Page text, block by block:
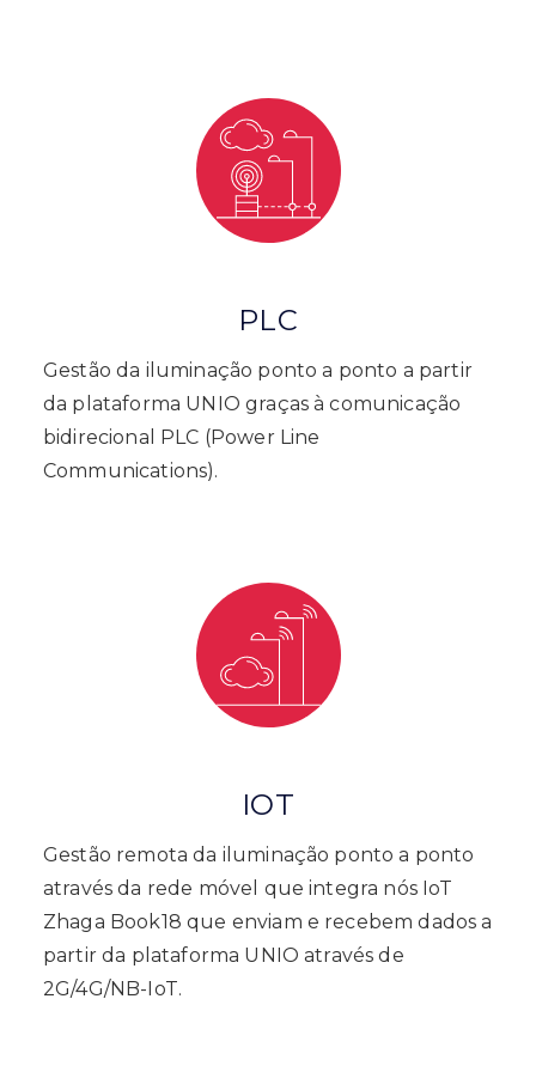
PLC
Gestão da iluminação ponto a ponto a partir
da plataforma UNIO graças à comunicação
bidirecional PLC (Power Line
Communications).
IOT
Gestão remota da iluminação ponto a ponto
através da rede móvel que integra nós IoT
Zhaga Book18 que enviam e recebem dados a
partir da plataforma UNIO através de
2G/4G/NB-IoT.